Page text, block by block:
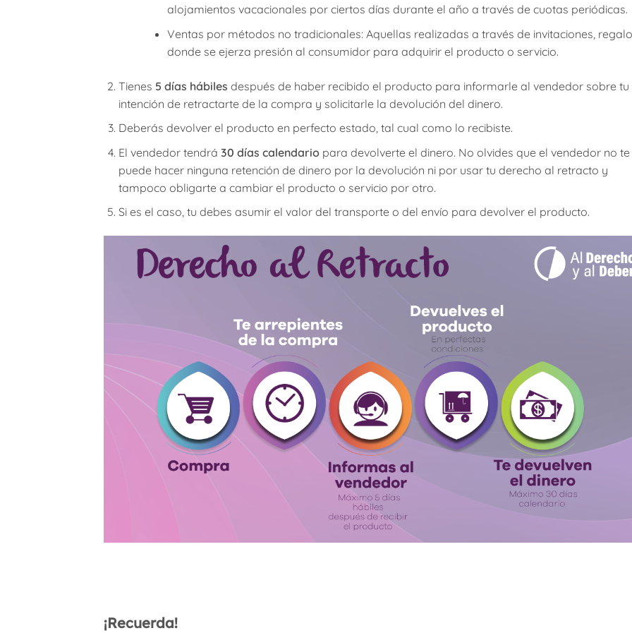
alojamientos vacacionales por ciertos días durante el año a través de cuotas periódicas.
Ventas por métodos no tradicionales: Aquellas realizadas a través de invitaciones,
donde se ejerza presión al consumidor para adquirir el producto o servicio.
Tienes 5 días hábiles después de haber recibido el producto para informarle al vendedor sobre tu
intención de retractarte de la compra y solicitarle la devolución del dinero.
Deberás devolver el producto en perfecto estado, tal cual como lo recibiste.
El vendedor tendrá 30 días calendariopara devolverte el dinero. No olvides que el vendedor no te
puede hacer ninguna retención de dinero por la devolución ni por usar tu derecho al retracto y
tampoco obligarte a cambiar el producto o servicio por otro.
Si es el caso, tu debes asumir el valor del transporte o del envío para devolver el producto.
¡Recuerda!